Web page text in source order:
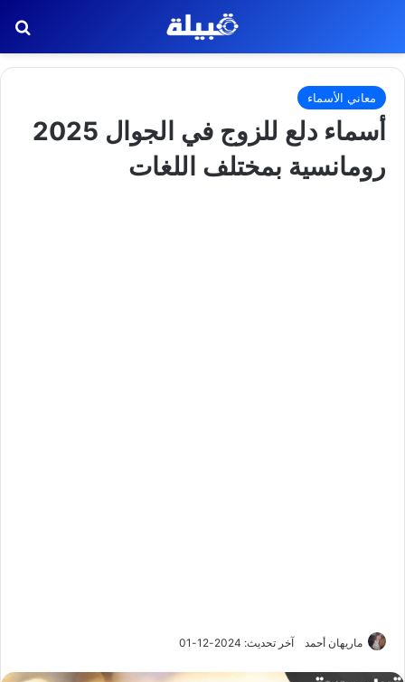
معاني الأسماء
أسماء دلع للزوج في الجوال 2025
رومانسية بمختلف اللغات
ماريهان أحمد آخر تحديث: 2024-12-01